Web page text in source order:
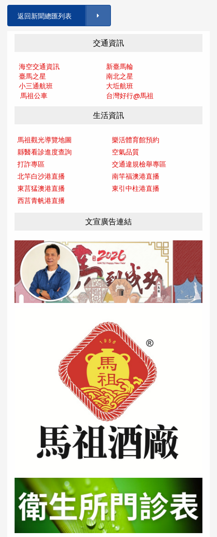
返回新聞總匯列表
交通資訊
海空交通資訊
新臺馬輪
臺馬之星
南北之星
小三通航班
大坵航班
馬祖公車
台灣好行@馬祖
生活資訊
馬祖觀光導覽地圖
樂活體育館預約
縣醫看診進度查詢
空氣品質
打詐專區
交通違規檢舉專區
北竿白沙港直播
南竿福澳港直播
東莒猛澳港直播
東引中柱港直播
西莒青帆港直播
文宣廣告連結